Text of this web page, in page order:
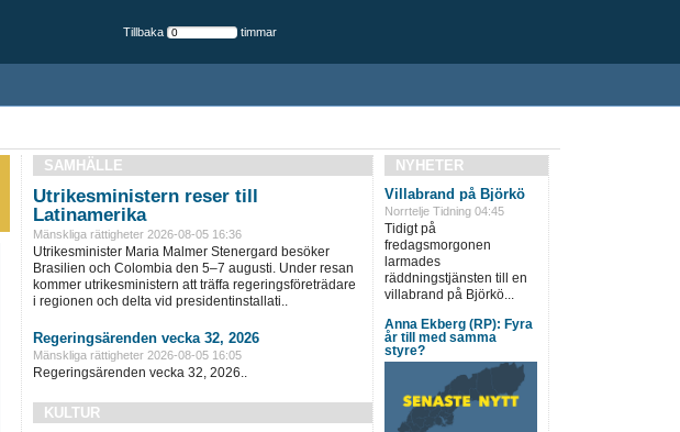
Tillbaka timmar
SAMHÄLLE
Utrikesministern reser till
Latinamerika
Mänskliga rättigheter 2026-08-05 16:36
Utrikesminister Maria Malmer Stenergard besöker
Brasilien och Colombia den 5–7 augusti. Under resan
kommer utrikesministern att träffa regeringsföreträdare
i regionen och delta vid presidentinstallati..
Regeringsärenden vecka 32, 2026
Mänskliga rättigheter 2026-08-05 16:05
Regeringsärenden vecka 32, 2026..
KULTUR
NYHETER
Villabrand på Björkö
Norrtelje Tidning 04:45
Tidigt på
fredagsmorgonen
larmades
räddningstjänsten till en
villabrand på Björkö...
Anna Ekberg (RP): Fyra
år till med samma
styre?